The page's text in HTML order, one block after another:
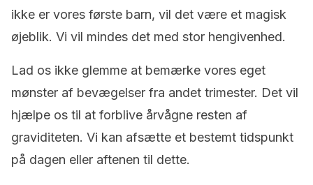
ikke er vores første barn, vil det være et magisk
øjeblik. Vi vil mindes det med stor hengivenhed.
Lad os ikke glemme at bemærke vores eget
mønster af bevægelser fra andet trimester. Det vil
hjælpe os til at forblive årvågne resten af
graviditeten. Vi kan afsætte et bestemt tidspunkt
på dagen eller aftenen til dette.